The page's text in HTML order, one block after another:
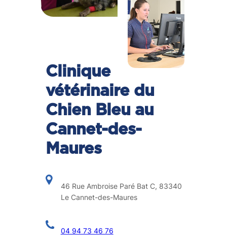
Clinique
vétérinaire du
Chien Bleu au
Cannet-des-
Maures
46 Rue Ambroise Paré Bat C, 83340
Le Cannet-des-Maures
04 94 73 46 76